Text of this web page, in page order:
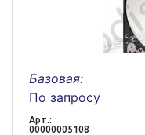
Базовая:
По запросу
Арт.:
00000005108